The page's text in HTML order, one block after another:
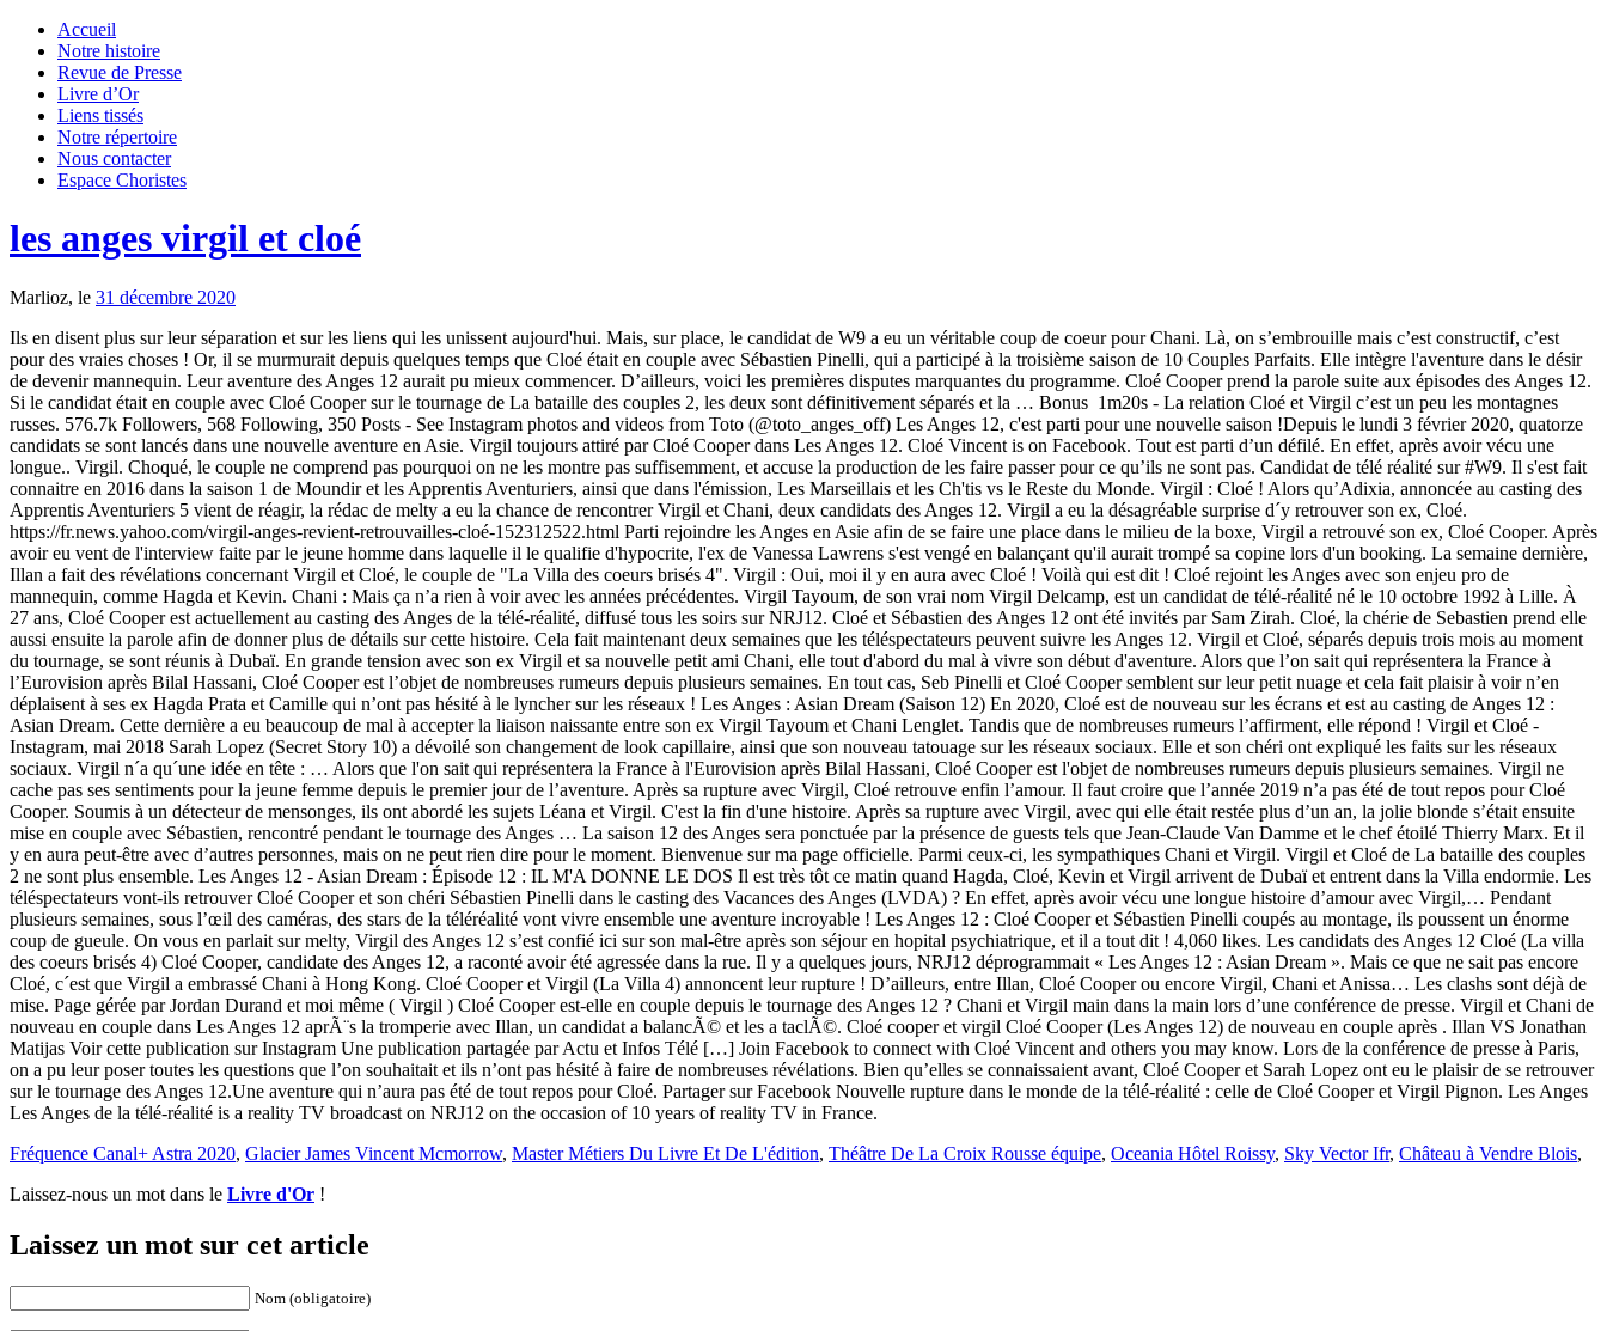
Accueil
Notre histoire
Revue de Presse
Livre d’Or
Liens tissés
Notre répertoire
Nous contacter
Espace Choristes
les anges virgil et cloé
Marlioz, le 31 décembre 2020
Ils en disent plus sur leur séparation et sur les liens qui les unissent aujourd'hui. Mais, sur place, le candidat de W9 a eu un véritable coup de coeur pour Chani. Là, on s’embrouille mais c’est constructif, c’est
pour des vraies choses ! Or, il se murmurait depuis quelques temps que Cloé était en couple avec Sébastien Pinelli, qui a participé à la troisième saison de 10 Couples Parfaits. Elle intègre l'aventure dans le désir
de devenir mannequin. Leur aventure des Anges 12 aurait pu mieux commencer. D’ailleurs, voici les premières disputes marquantes du programme. Cloé Cooper prend la parole suite aux épisodes des Anges 12.
Si le candidat était en couple avec Cloé Cooper sur le tournage de La bataille des couples 2, les deux sont définitivement séparés et la … Bonus ️ 1m20s - La relation Cloé et Virgil c’est un peu les montagnes
russes. 576.7k Followers, 568 Following, 350 Posts - See Instagram photos and videos from Toto (@toto_anges_off) Les Anges 12, c'est parti pour une nouvelle saison !Depuis le lundi 3 février 2020, quatorze
candidats se sont lancés dans une nouvelle aventure en Asie. Virgil toujours attiré par Cloé Cooper dans Les Anges 12. Cloé Vincent is on Facebook. Tout est parti d’un défilé. En effet, après avoir vécu une
longue.. Virgil. Choqué, le couple ne comprend pas pourquoi on ne les montre pas suffisemment, et accuse la production de les faire passer pour ce qu’ils ne sont pas. Candidat de télé réalité sur #W9. Il s'est fait
connaitre en 2016 dans la saison 1 de Moundir et les Apprentis Aventuriers, ainsi que dans l'émission, Les Marseillais et les Ch'tis vs le Reste du Monde. Virgil : Cloé ! Alors qu’Adixia, annoncée au casting des
Apprentis Aventuriers 5 vient de réagir, la rédac de melty a eu la chance de rencontrer Virgil et Chani, deux candidats des Anges 12. Virgil a eu la désagréable surprise d´y retrouver son ex, Cloé.
https://fr.news.yahoo.com/virgil-anges-revient-retrouvailles-cloé-152312522.html Parti rejoindre les Anges en Asie afin de se faire une place dans le milieu de la boxe, Virgil a retrouvé son ex, Cloé Cooper. Après
avoir eu vent de l'interview faite par le jeune homme dans laquelle il le qualifie d'hypocrite, l'ex de Vanessa Lawrens s'est vengé en balançant qu'il aurait trompé sa copine lors d'un booking. La semaine dernière,
Illan a fait des révélations concernant Virgil et Cloé, le couple de "La Villa des coeurs brisés 4". Virgil : Oui, moi il y en aura avec Cloé ! Voilà qui est dit ! Cloé rejoint les Anges avec son enjeu pro de
mannequin, comme Hagda et Kevin. Chani : Mais ça n’a rien à voir avec les années précédentes. Virgil Tayoum, de son vrai nom Virgil Delcamp, est un candidat de télé-réalité né le 10 octobre 1992 à Lille. À
27 ans, Cloé Cooper est actuellement au casting des Anges de la télé-réalité, diffusé tous les soirs sur NRJ12. Cloé et Sébastien des Anges 12 ont été invités par Sam Zirah. Cloé, la chérie de Sebastien prend elle
aussi ensuite la parole afin de donner plus de détails sur cette histoire. Cela fait maintenant deux semaines que les téléspectateurs peuvent suivre les Anges 12. Virgil et Cloé, séparés depuis trois mois au moment
du tournage, se sont réunis à Dubaï. En grande tension avec son ex Virgil et sa nouvelle petit ami Chani, elle tout d'abord du mal à vivre son début d'aventure. Alors que l’on sait qui représentera la France à
l’Eurovision après Bilal Hassani, Cloé Cooper est l’objet de nombreuses rumeurs depuis plusieurs semaines. En tout cas, Seb Pinelli et Cloé Cooper semblent sur leur petit nuage et cela fait plaisir à voir n’en
déplaisent à ses ex Hagda Prata et Camille qui n’ont pas hésité à le lyncher sur les réseaux ! Les Anges : Asian Dream (Saison 12) En 2020, Cloé est de nouveau sur les écrans et est au casting de Anges 12 :
Asian Dream. Cette dernière a eu beaucoup de mal à accepter la liaison naissante entre son ex Virgil Tayoum et Chani Lenglet. Tandis que de nombreuses rumeurs l’affirment, elle répond ! Virgil et Cloé -
Instagram, mai 2018 Sarah Lopez (Secret Story 10) a dévoilé son changement de look capillaire, ainsi que son nouveau tatouage sur les réseaux sociaux. Elle et son chéri ont expliqué les faits sur les réseaux
sociaux. Virgil n´a qu´une idée en tête : … Alors que l'on sait qui représentera la France à l'Eurovision après Bilal Hassani, Cloé Cooper est l'objet de nombreuses rumeurs depuis plusieurs semaines. Virgil ne
cache pas ses sentiments pour la jeune femme depuis le premier jour de l’aventure. Après sa rupture avec Virgil, Cloé retrouve enfin l’amour. Il faut croire que l’année 2019 n’a pas été de tout repos pour Cloé
Cooper. Soumis à un détecteur de mensonges, ils ont abordé les sujets Léana et Virgil. C'est la fin d'une histoire. Après sa rupture avec Virgil, avec qui elle était restée plus d’un an, la jolie blonde s’était ensuite
mise en couple avec Sébastien, rencontré pendant le tournage des Anges … La saison 12 des Anges sera ponctuée par la présence de guests tels que Jean-Claude Van Damme et le chef étoilé Thierry Marx. Et il
y en aura peut-être avec d’autres personnes, mais on ne peut rien dire pour le moment. Bienvenue sur ma page officielle. Parmi ceux-ci, les sympathiques Chani et Virgil. Virgil et Cloé de La bataille des couples
2 ne sont plus ensemble. Les Anges 12 - Asian Dream : Épisode 12 : IL M'A DONNE LE DOS Il est très tôt ce matin quand Hagda, Cloé, Kevin et Virgil arrivent de Dubaï et entrent dans la Villa endormie. Les
téléspectateurs vont-ils retrouver Cloé Cooper et son chéri Sébastien Pinelli dans le casting des Vacances des Anges (LVDA) ? En effet, après avoir vécu une longue histoire d’amour avec Virgil,… Pendant
plusieurs semaines, sous l’œil des caméras, des stars de la téléréalité vont vivre ensemble une aventure incroyable ! Les Anges 12 : Cloé Cooper et Sébastien Pinelli coupés au montage, ils poussent un énorme
coup de gueule. On vous en parlait sur melty, Virgil des Anges 12 s’est confié ici sur son mal-être après son séjour en hopital psychiatrique, et il a tout dit ! 4,060 likes. Les candidats des Anges 12 Cloé (La villa
des coeurs brisés 4) Cloé Cooper, candidate des Anges 12, a raconté avoir été agressée dans la rue. Il y a quelques jours, NRJ12 déprogrammait « Les Anges 12 : Asian Dream ». Mais ce que ne sait pas encore
Cloé, c´est que Virgil a embrassé Chani à Hong Kong. Cloé Cooper et Virgil (La Villa 4) annoncent leur rupture ! D’ailleurs, entre Illan, Cloé Cooper ou encore Virgil, Chani et Anissa… Les clashs sont déjà de
mise. Page gérée par Jordan Durand et moi même ( Virgil ) Cloé Cooper est-elle en couple depuis le tournage des Anges 12 ? Chani et Virgil main dans la main lors d’une conférence de presse. Virgil et Chani de
nouveau en couple dans Les Anges 12 aprÃ¨s la tromperie avec Illan, un candidat a balancÃ© et les a taclÃ©. Cloé cooper et virgil Cloé Cooper (Les Anges 12) de nouveau en couple après . Illan VS Jonathan
Matijas Voir cette publication sur Instagram Une publication partagée par Actu et Infos Télé […] Join Facebook to connect with Cloé Vincent and others you may know. Lors de la conférence de presse à Paris,
on a pu leur poser toutes les questions que l’on souhaitait et ils n’ont pas hésité à faire de nombreuses révélations. Bien qu’elles se connaissaient avant, Cloé Cooper et Sarah Lopez ont eu le plaisir de se retrouver
sur le tournage des Anges 12.Une aventure qui n’aura pas été de tout repos pour Cloé. Partager sur Facebook Nouvelle rupture dans le monde de la télé-réalité : celle de Cloé Cooper et Virgil Pignon. Les Anges
Les Anges de la télé-réalité is a reality TV broadcast on NRJ12 on the occasion of 10 years of reality TV in France.
Fréquence Canal+ Astra 2020, Glacier James Vincent Mcmorrow, Master Métiers Du Livre Et De L'édition, Théâtre De La Croix Rousse équipe, Oceania Hôtel Roissy, Sky Vector Ifr, Château à Vendre Blois,
Laissez-nous un mot dans le Livre d'Or !
Laissez un mot sur cet article
Nom (obligatoire)